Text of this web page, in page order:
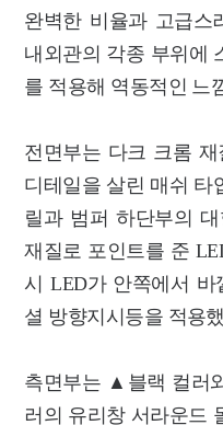
완벽한 비율과 고급스
내외관의 각종 부위에
를 적용해 역동적인 느
전면부는 다크 크롬 재
디테일을 살린 매쉬 타
릴과 범퍼 하단부의
재질로 포인트를 준
시 LED가 안쪽에서 바
셜 방향지시등을 적용
측면부는 ▲블랙 컬러
러의 유리창 서라운드